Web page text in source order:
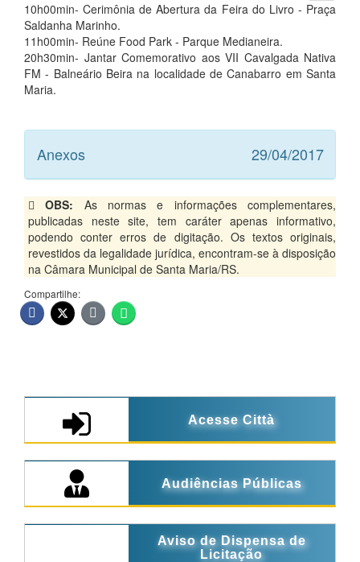
10h00min- Cerimônia de Abertura da Feira do Livro - Praça
Saldanha Marinho.
11h00min- Reúne Food Park - Parque Medianeira.
20h30min- Jantar Comemorativo aos VII Cavalgada Nativa
FM - Balneário Beira na localidade de Canabarro em Santa
Maria.
Anexos 29/04/2017
OBS: As normas e informações complementares,
publicadas neste site, tem caráter apenas informativo,
podendo conter erros de digitação. Os textos originais,
revestidos da legalidade jurídica, encontram-se à disposição
na Câmara Municipal de Santa Maria/RS.
Compartilhe:
Acesse Città
Audiências Públicas
Aviso de Dispensa de
Licitação